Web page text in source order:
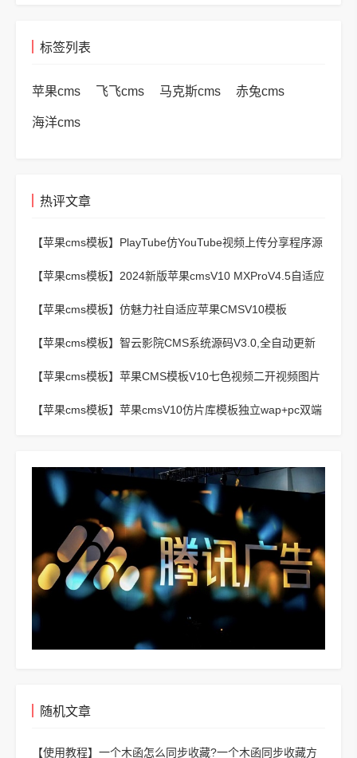
标签列表
苹果cms 飞飞cms 马克斯cms 赤兔cms
海洋cms
热评文章
【苹果cms模板】 PlayTube仿YouTube视频上传分享程序源
【苹果cms模板】 2024新版苹果cmsV10 MXProV4.5自适应
【苹果cms模板】 仿魅力社自适应苹果CMSV10模板
【苹果cms模板】 智云影院CMS系统源码V3.0,全自动更新
【苹果cms模板】 苹果CMS模板V10七色视频二开视频图片
【苹果cms模板】 苹果cmsV10仿片库模板独立wap+pc双端
随机文章
【使用教程】 一个木函怎么同步收藏?一个木函同步收藏方